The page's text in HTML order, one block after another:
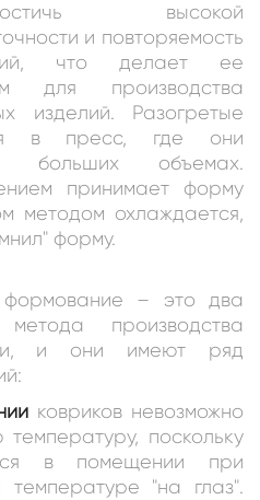
высокой
и повторяемость
что делает ее
для производства
изделий. Разогретые
в пресс, где они
больших объемах.
принимает форму
методом охлаждается,
форму.
– это два
производства
и они имеют ряд
ковриков невозможно
температуру, поскольку
в помещении при
температуре "на глаз".